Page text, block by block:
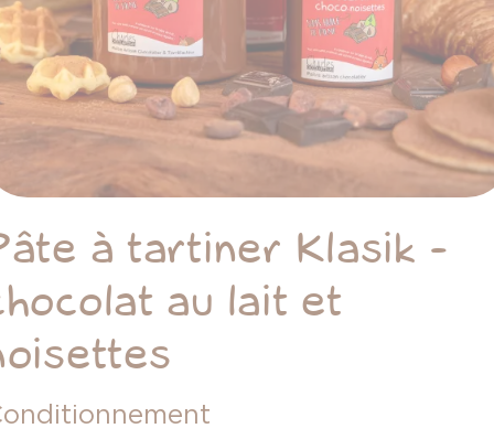
à tartiner Klasik -
au lait et